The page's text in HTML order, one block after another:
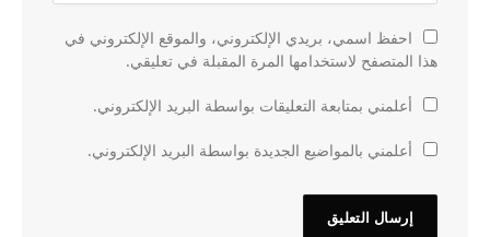
احفظ اسمي، بريدي الإلكتروني، والموقع الإلكتروني في
هذا المتصفح لاستخدامها المرة المقبلة في تعليقي.
أعلمني بمتابعة التعليقات بواسطة البريد الإلكتروني.
أعلمني بالمواضيع الجديدة بواسطة البريد الإلكتروني.